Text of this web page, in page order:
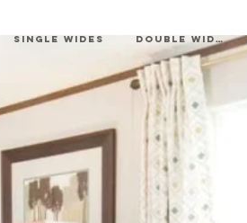
SINGLE WIDES DOUBLE WIDES